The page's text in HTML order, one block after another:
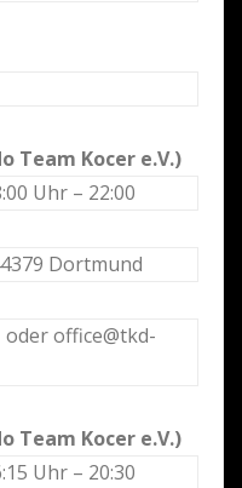
Team Kocer e.V.)
Uhr – 22:00
Dortmund
office@tkd-
Team Kocer e.V.)
Uhr – 20:30